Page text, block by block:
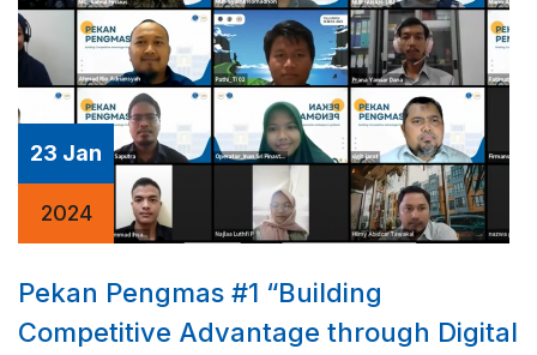
23 Jan
2024
Pekan Pengmas #1 “Building
Competitive Advantage through Digital